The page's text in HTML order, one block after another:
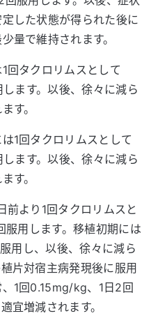
した状態が得られた後に
量で維持されます。
回タクロリムスとして
ます。以後、徐々に減ら
す。
1回タクロリムスとして
ます。以後、徐々に減ら
す。
前より1回タクロリムスと
用します。移植初期には
用し、以後、徐々に減ら
片対宿主病発現後に服用
1回0.15mg/kg、1日2回
宜増減されます。